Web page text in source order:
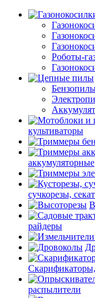
Роботы-
культиваторы
аккумуляторные
сучкорезы,
райдеры
распылители